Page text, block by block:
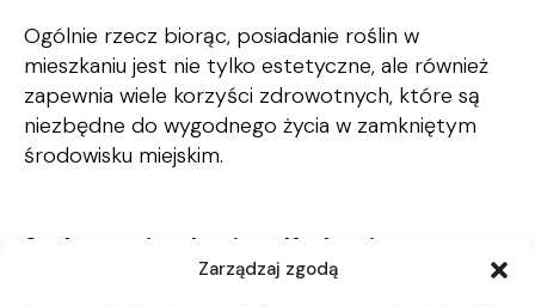
Zarządzaj zgodą
Ogólnie rzecz biorąc, posiadanie roślin w
mieszkaniu jest nie tylko estetyczne, ale również
zapewnia wiele korzyści zdrowotnych, które są
niezbędne do wygodnego życia w zamkniętym
środowisku miejskim.
Szukasz mieszkania w Krakowie,
Warszawie lub na Śląsku?